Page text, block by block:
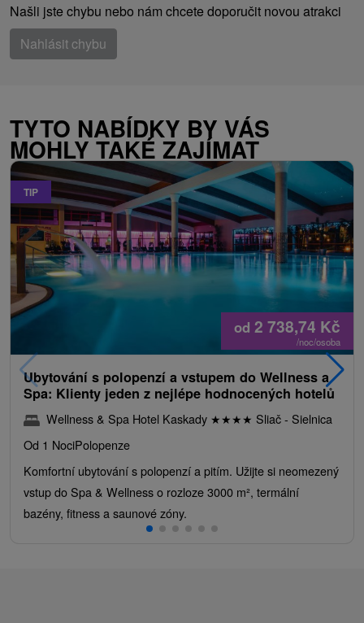
Našli jste chybu nebo nám chcete doporučit novou atrakci
Nahlásit chybu
TYTO NABÍDKY BY VÁS
MOHLY TAKÉ ZAJÍMAT
TIP
od 2 738,74 Kč
/noc/osoba
Ubytování s polopenzí a vstupem do Wellness a
Spa: Klienty jeden z nejlépe hodnocených hotelů
Wellness & Spa Hotel Kaskady ★★★★ Sliač - Sielnica
Od 1 NociPolopenze
Komfortní ubytování s polopenzí a pitím. Užijte si neomezený
vstup do Spa & Wellness o rozloze 3000 m², termální
bazény, fitness a saunové zóny.